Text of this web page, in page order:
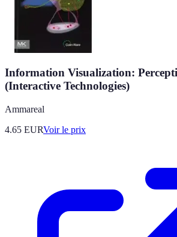
Information Visualization:
(Interactive Technologies)
Ammareal
4.65 EURVoir le prix